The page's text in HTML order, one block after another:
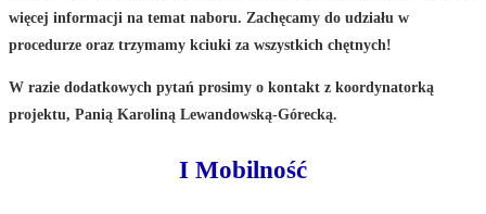
więcej informacji na temat naboru. Zachęcamy do udziału w
procedurze oraz trzymamy kciuki za wszystkich chętnych!
W razie dodatkowych pytań prosimy o kontakt z koordynatorką
projektu, Panią Karoliną Lewandowską-Górecką.
I Mobilność